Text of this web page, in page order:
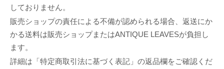
しておりません。
販売ショップの責任による不備が認められる場合、返送にか
かる送料は販売ショップまたはANTIQUE LEAVESが負担し
ます。
詳細は「特定商取引法に基づく表記」の返品欄をご確認くだ